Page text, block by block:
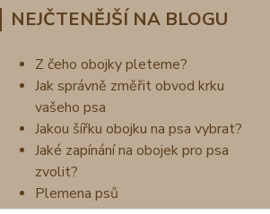
NEJČTENĚJŠÍ NA BLOGU
Z čeho obojky pleteme?
Jak správně změřit obvod krku
vašeho psa
Jakou šířku obojku na psa vybrat?
Jaké zapínání na obojek pro psa
zvolit?
Plemena psů